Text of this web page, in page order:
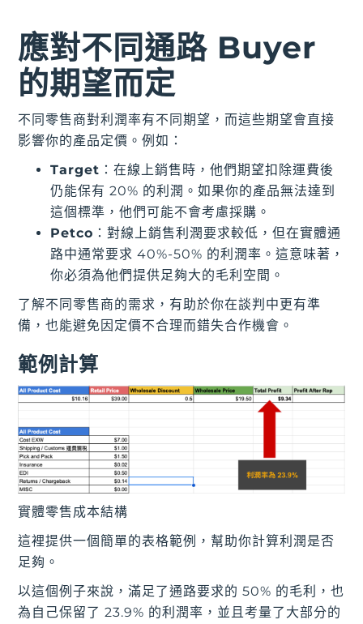
應對不同通路 Buyer
的期望而定
不同零售商對利潤率有不同期望，而這些期望會直接
影響你的產品定價。例如：
Target ：在線上銷售時，他們期望扣除運費後
仍能保有 20% 的利潤。如果你的產品無法達到
這個標準，他們可能不會考慮採購。
Petco ：對線上銷售利潤要求較低，但在實體通
路中通常要求 40%-50% 的利潤率。這意味著，
你必須為他們提供足夠大的毛利空間。
了解不同零售商的需求，有助於你在談判中更有準
備，也能避免因定價不合理而錯失合作機會。
範例計算
實體零售成本結構
這裡提供一個簡單的表格範例，幫助你計算利潤是否
足夠。
以這個例子來說，滿足了通路要求的 50% 的毛利，也
為自己保留了 23.9% 的利潤率，並且考量了大部分的